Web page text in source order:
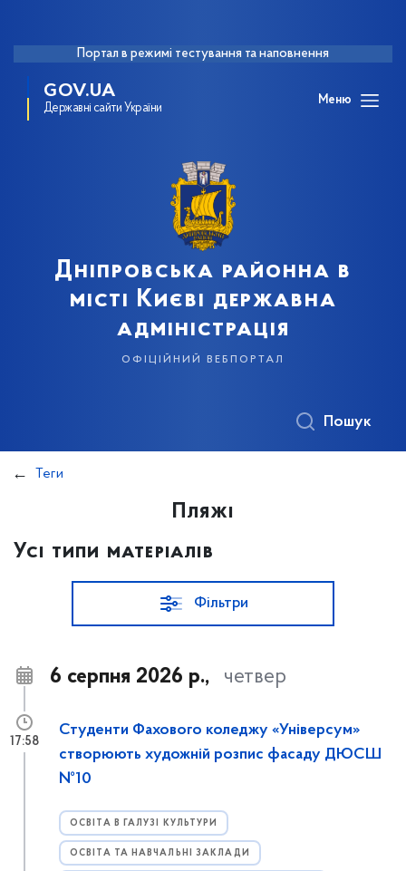
Портал в режимі тестування та наповнення
GOV.UA
Державні сайти України
Меню
Дніпровська районна в
місті Києві державна
адміністрація
офіційний вебпортал
Пошук
Теги
Пляжі
Усі типи матеріалів
Фільтри
6 серпня 2026 р., четвер
Студенти Фахового коледжу «Універсум»
створюють художній розпис фасаду ДЮСШ
№10
ОСВІТА В ГАЛУЗІ КУЛЬТУРИ
ОСВІТА ТА НАВЧАЛЬНІ ЗАКЛАДИ
17:58